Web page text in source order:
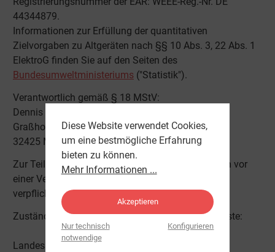
44344879.
Informationen zur Erfüllung der quantitativen
Zielvorgaben zu Altgeräten nach §§ 10 Abs. 3, 22 Abs. 1
ElektroG finden Sie auf den Seiten des
Bundesumweltministeriums ("Statistik").
Verantwortlich gemäß § 18 MStV:
Dennis Merten
Graßhoffstraße 29a
32425 Minden
Zur Teilnahme an einem Streitbeilegungsverfahren vor
einer Verbraucherschlichtungsstelle sind wir nicht
verpflichtet und nicht bereit.
Zuständige Behörde für audiovisuelle Mediendienste:
Landesanstalt für Medien NRW
Diese Website verwendet Cookies,
um eine bestmögliche Erfahrung
bieten zu können.
Mehr Informationen ...
Akzeptieren
Nur technisch
notwendige
Konfigurieren